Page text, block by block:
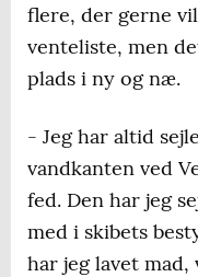
flere, der gerne
venteliste, men
plads i ny og næ.
- Jeg har altid
vandkanten ved
fed. Den har jeg
med i skibets
har jeg lavet